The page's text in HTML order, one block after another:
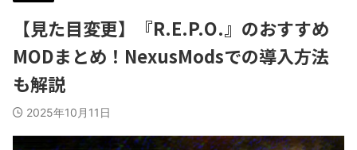
【見た目変更】『R.E.P.O.』のおすすめ
MODまとめ！NexusModsでの導入方法
も解説
2025年10月11日